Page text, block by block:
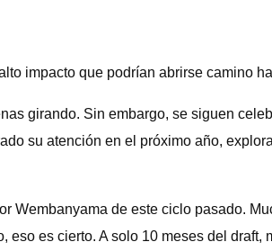
impacto que podrían abrirse camino
girando. Sin embargo, se siguen
su atención en el próximo año,
Wembanyama de este ciclo pasado.
es cierto. A solo 10 meses del